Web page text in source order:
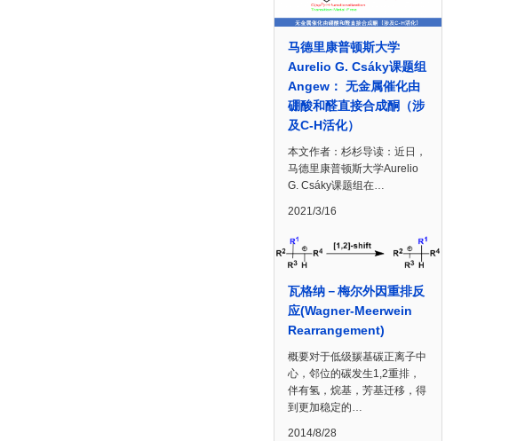
马德里康普顿斯大学
Aurelio G. Csáky课题组
Angew： 无金属催化由
硼酸和醛直接合成酮（涉
及C-H活化）
本文作者：杉杉导读：近日，
马德里康普顿斯大学Aurelio
G. Csáky课题组在…
2021/3/16
瓦格纳－梅尔外因重排反
应(Wagner-Meerwein
Rearrangement)
概要对于低级羰基碳正离子中
心，邻位的碳发生1,2重排，
伴有氢，烷基，芳基迁移，得
到更加稳定的…
2014/8/28